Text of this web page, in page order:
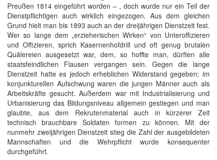
Preußen 1814 eingeführt worden – , doch wurde nur ein Teil der
Dienstpflichtigen auch wirklich eingezogen. Aus dem gleichen
Grund hielt man bis 1893 auch an der dreijährigen Dienstzeit fest.
Wer so lange dem „erzieherischen Wirken“ von Unteroffizieren
und Offizieren, sprich Kasernenhofdrill und oft genug brutalen
Quälereien ausgesetzt war, dem, so hoffte man, dürften alle
staatsfeindlichen Flausen vergangen sein. Gegen die lange
Dienstzeit hatte es jedoch erheblichen Widerstand gegeben; im
konjunkturellen Aufschwung waren die jungen Männer auch als
Arbeitskräfte gesucht. Außerdem war mit Industrialisierung und
Urbanisierung das Bildungsniveau allgemein gestiegen und man
glaubte, aus dem Rekrutenmaterial auch in kürzerer Zeit
technisch brauchbare Soldaten formen zu können. Mit der
nunmehr zweijährigen Dienstzeit stieg die Zahl der ausgebildeten
Mannschaften und die Wehrpflicht wurde konsequenter
durchgeführt.